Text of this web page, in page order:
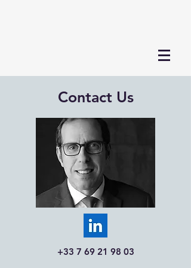
Contact Us
+33 7 69 21 98 03